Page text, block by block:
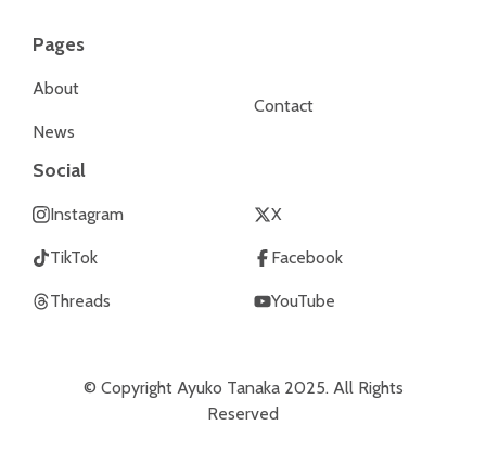
Pages
About
News
Contact
Social
Instagram
TikTok
Threads
X
Facebook
YouTube
© Copyright Ayuko Tanaka 2025. All Rights
Reserved